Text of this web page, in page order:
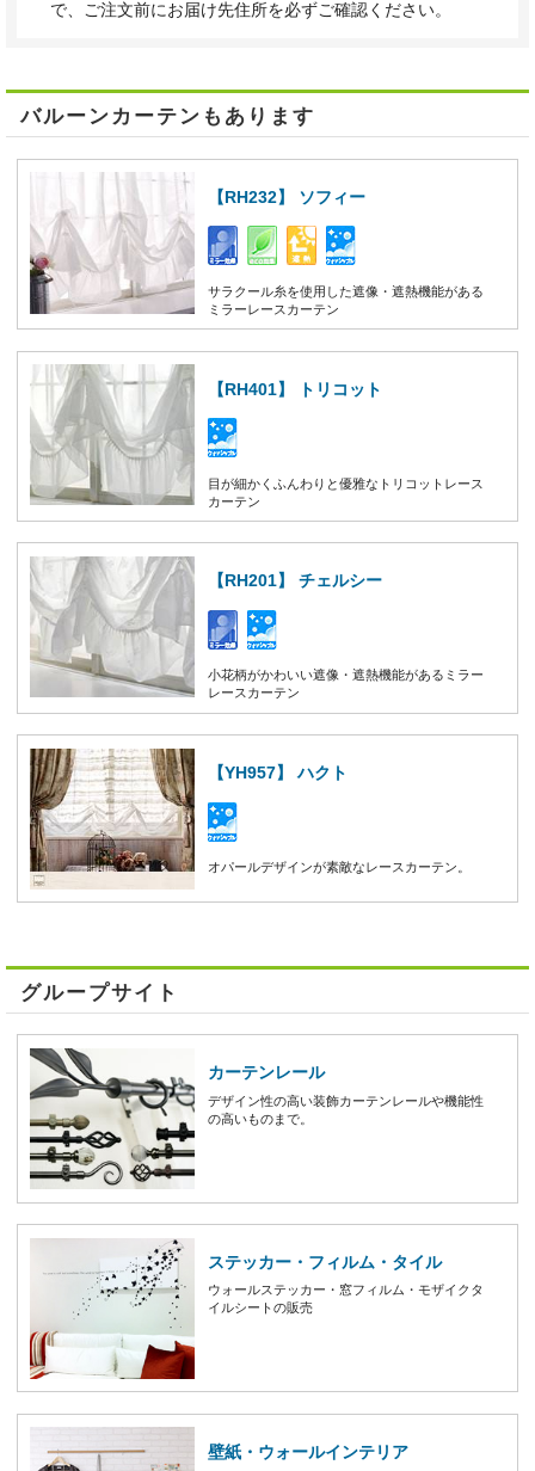
で、ご注文前にお届け先住所を必ずご確認ください。
バルーンカーテンもあります
【RH232】 ソフィー
サラクール糸を使用した遮像・遮熱機能がある
ミラーレースカーテン
【RH401】 トリコット
目が細かくふんわりと優雅なトリコットレース
カーテン
【RH201】 チェルシー
小花柄がかわいい遮像・遮熱機能があるミラー
レースカーテン
【YH957】 ハクト
オパールデザインが素敵なレースカーテン。
グループサイト
カーテンレール
デザイン性の高い装飾カーテンレールや機能性
の高いものまで。
ステッカー・フィルム・タイル
ウォールステッカー・窓フィルム・モザイクタ
イルシートの販売
壁紙・ウォールインテリア